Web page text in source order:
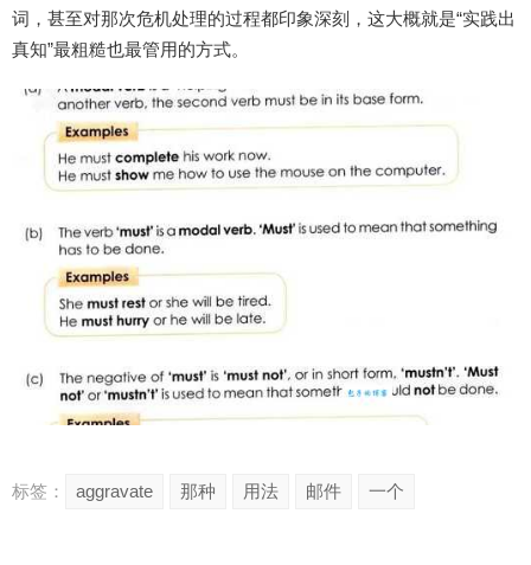
词，甚至对那次危机处理的过程都印象深刻，这大概就是“实践出
真知”最粗糙也最管用的方式。
标签： aggravate 那种 用法 邮件 一个